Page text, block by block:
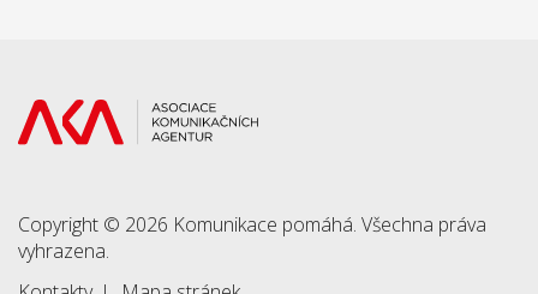
Copyright © 2026 Komunikace pomáhá. Všechna práva
vyhrazena.